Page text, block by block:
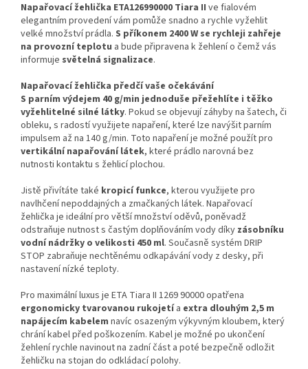
Napařovací žehlička ETA126990000 Tiara II ve fialovém
elegantním provedení vám pomůže snadno a rychle vyžehlit
velké množství prádla. S příkonem 2400 W se rychleji zahřeje
na provozní teplotu a bude připravena k žehlení o čemž vás
informuje světelná signalizace.
Napařovací žehlička předčí vaše očekávání
S parním výdejem 40 g/min jednoduše přežehlíte i těžko
vyžehlitelné silné látky. Pokud se objevují záhyby na šatech, či
obleku, s radostí využijete napaření, které lze navýšit parním
impulsem až na 140 g/min. Toto napaření je možné použít pro
vertikální napařování látek, které prádlo narovná bez
nutnosti kontaktu s žehlicí plochou.
Jistě přivítáte také kropicí funkce, kterou využijete pro
navlhčení nepoddajných a zmačkaných látek. Napařovací
žehlička je ideální pro větší množství oděvů, poněvadž
odstraňuje nutnost s častým doplňováním vody díky zásobníku
vodní nádržky o velikosti 450 ml. Současně systém DRIP
STOP zabraňuje nechtěnému odkapávání vody z desky, při
nastavení nízké teploty.
Pro maximální luxus je ETA Tiara II 1269 90000 opatřena
ergonomicky tvarovanou rukojetía extra dlouhým 2,5 m
napájecím kabelem navíc osazeným výkyvným kloubem, který
chrání kabel před poškozením. Kabel je možné po ukončení
žehlení rychle navinout na zadní část a poté bezpečně odložit
žehličku na stojan do odkládací polohy.